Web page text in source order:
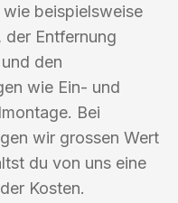
beispielsweise
der Entfernung
den
wie Ein- und
Bei
wir grossen Wert
du von uns eine
Kosten.